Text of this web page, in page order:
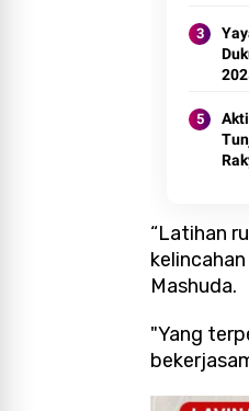
“Latihan
Mashuda.
"Yang